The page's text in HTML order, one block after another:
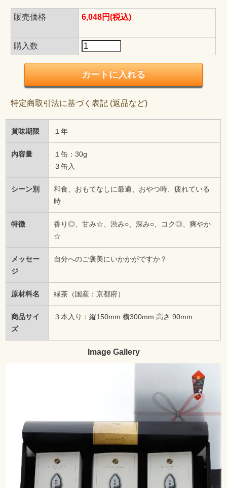
販売価格 6,048円(税込)
購入数
特定商取引法に基づく表記 (返品など)
賞味期限 １年
内容量
１缶：30g
３缶入
シーン別
和食、おもてなしに最適、おやつ時、疲れている
時
特徴
香り◎、甘み☆、渋み○、深み○、コク◎、爽やか
☆
メッセー
ジ
自分へのご褒美にいかかがですか？
原材料名 緑茶（国産：京都府）
商品サイ
ズ
３本入り：縦150mm 横300mm 高さ 90mm
Image Gallery